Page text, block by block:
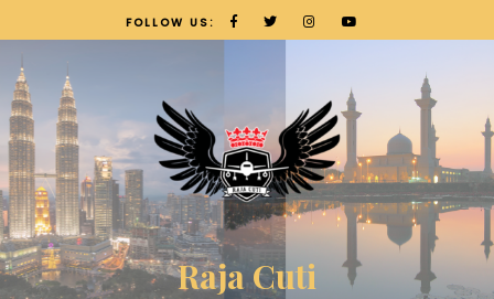
FOLLOW US:
Raja Cuti